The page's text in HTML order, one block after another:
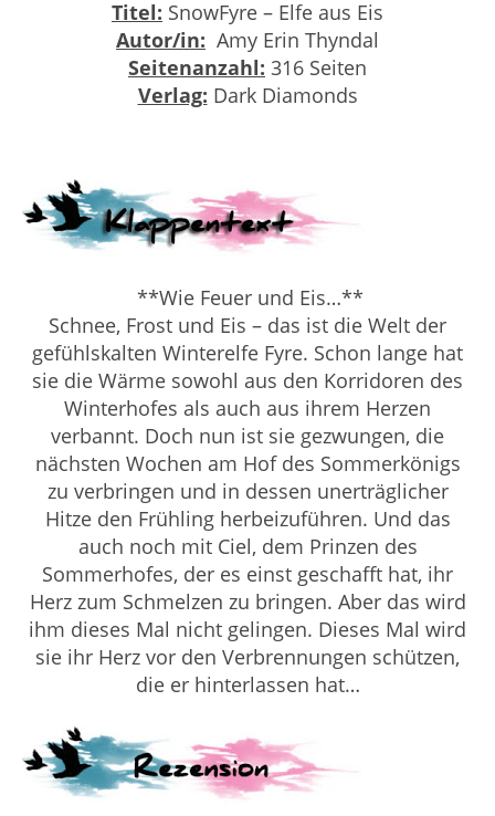
Titel: SnowFyre – Elfe aus Eis
Autor/in: Amy Erin Thyndal
Seitenanzahl: 316 Seiten
Verlag: Dark Diamonds
**Wie Feuer und Eis…**
Schnee, Frost und Eis – das ist die Welt der
gefühlskalten Winterelfe Fyre. Schon lange hat
sie die Wärme sowohl aus den Korridoren des
Winterhofes als auch aus ihrem Herzen
verbannt. Doch nun ist sie gezwungen, die
nächsten Wochen am Hof des Sommerkönigs
zu verbringen und in dessen unerträglicher
Hitze den Frühling herbeizuführen. Und das
auch noch mit Ciel, dem Prinzen des
Sommerhofes, der es einst geschafft hat, ihr
Herz zum Schmelzen zu bringen. Aber das wird
ihm dieses Mal nicht gelingen. Dieses Mal wird
sie ihr Herz vor den Verbrennungen schützen,
die er hinterlassen hat…